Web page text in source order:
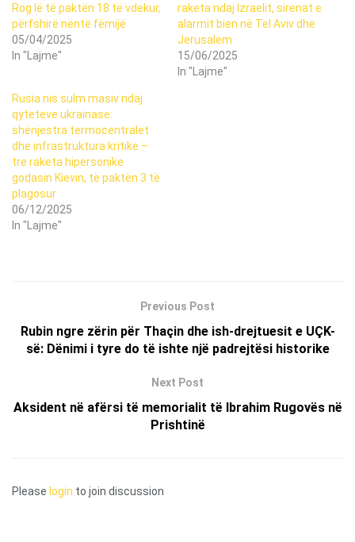
Rog lë të paktën 18 të vdekur,
përfshirë nëntë fëmijë
05/04/2025
In "Lajme"
raketa ndaj Izraelit, sirenat e
alarmit bien në Tel Aviv dhe
Jerusalem
15/06/2025
In "Lajme"
Rusia nis sulm masiv ndaj
qyteteve ukrainase:
shënjestra termocentralet
dhe infrastruktura kritike –
tre raketa hipersonike
godasin Kievin, të paktën 3 të
plagosur
06/12/2025
In "Lajme"
Previous Post
Rubin ngre zërin për Thaçin dhe ish-drejtuesit e UÇK-
së: Dënimi i tyre do të ishte një padrejtësi historike
Next Post
Aksident në afërsi të memorialit të Ibrahim Rugovës në
Prishtinë
Please login to join discussion